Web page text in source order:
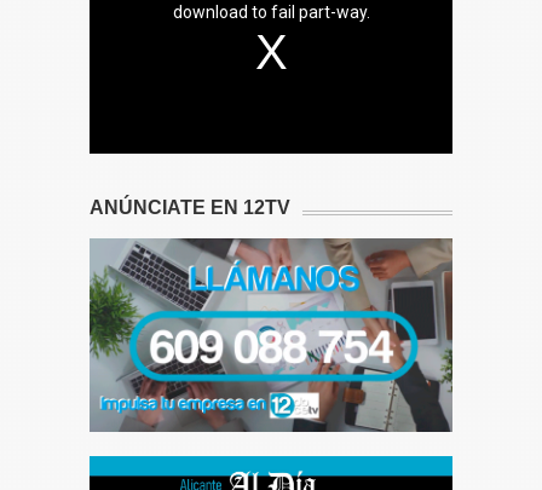
download to fail part-way.
ANÚNCIATE EN 12TV